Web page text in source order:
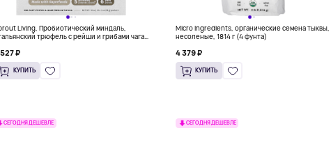
Living, Пробиотический миндаль,
трюфель с рейши и грибами чага,
₽
КУПИТЬ
Micro Ingredients, органические семена тыквы,
несоленые, 1814 г (4 фунта)
4 379 ₽
КУПИТЬ
СЕГОДНЯ ДЕШЕВЛЕ СЕГОДНЯ ДЕШЕВЛЕ